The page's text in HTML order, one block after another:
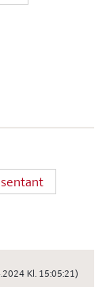
Kl. 15:05:21)